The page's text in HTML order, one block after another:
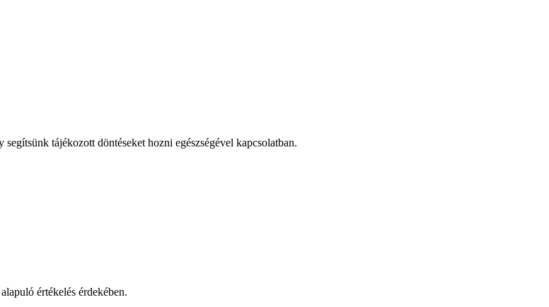
tájékozott döntéseket hozni egészségével kapcsolatban.
értékelés érdekében.